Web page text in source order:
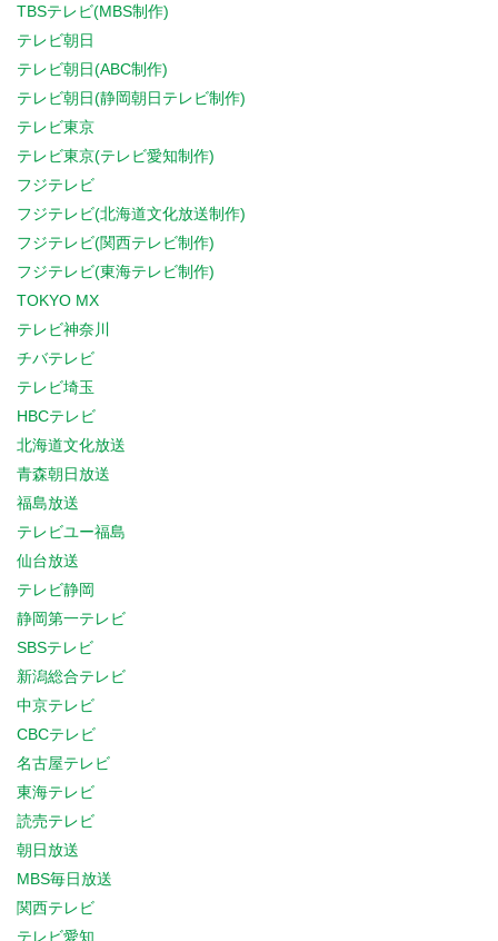
TBSテレビ(MBS制作)
テレビ朝日
テレビ朝日(ABC制作)
テレビ朝日(静岡朝日テレビ制作)
テレビ東京
テレビ東京(テレビ愛知制作)
フジテレビ
フジテレビ(北海道文化放送制作)
フジテレビ(関西テレビ制作)
フジテレビ(東海テレビ制作)
TOKYO MX
テレビ神奈川
チバテレビ
テレビ埼玉
HBCテレビ
北海道文化放送
青森朝日放送
福島放送
テレビユー福島
仙台放送
テレビ静岡
静岡第一テレビ
SBSテレビ
新潟総合テレビ
中京テレビ
CBCテレビ
名古屋テレビ
東海テレビ
読売テレビ
朝日放送
MBS毎日放送
関西テレビ
テレビ愛知